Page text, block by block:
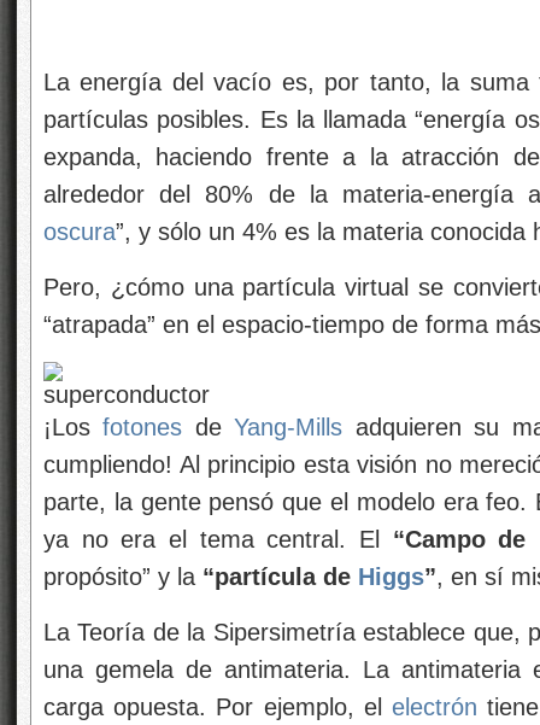
La energía del vacío es, por tanto, la
partículas posibles. Es la llamada “energía
expanda, haciendo frente a la atracción
alrededor del 80% de la materia-energía
oscura”, y sólo un 4% es la materia
Pero, ¿cómo una partícula virtual se
“atrapada” en el espacio-tiempo de forma
¡Losfotones deYang-Mills adquieren su
cumpliendo! Al principio esta visión no
parte, la gente pensó que el modelo era feo.
ya no era el tema central. El “Campo de
propósito” y la “partícula de Higgs”, en sí
La Teoría de la Sipersimetría establece que,
una gemela de antimateria. La
carga opuesta. Por ejemplo, el electrón